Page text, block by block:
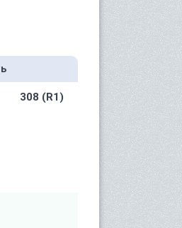
308 (R1)